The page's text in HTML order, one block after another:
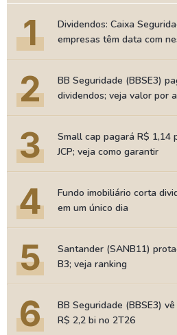
1
Dividendos: Caixa
empresas têm data com
2
BB Seguridade (BBSE3)
dividendos; veja valor por
3
Small cap pagará R$ 1,14
JCP; veja como garantir
4
Fundo imobiliário corta
em um único dia
5
Santander (SANB11)
B3; veja ranking
6
BB Seguridade (BBSE3)
R$ 2,2 bi no 2T26